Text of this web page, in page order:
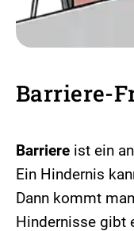
Barriere-
Barriere ist ein
Ein Hindernis
Dann kommt man
Hindernisse gibt